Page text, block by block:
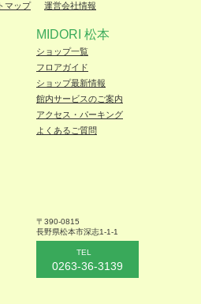
マップ 運営会社情報
MIDORI 松本
ショップ一覧
フロアガイド
ショップ最新情報
館内サービスのご案内
アクセス・パーキング
よくあるご質問
〒390-0815
長野県松本市深志1-1-1
TEL
0263-36-3139